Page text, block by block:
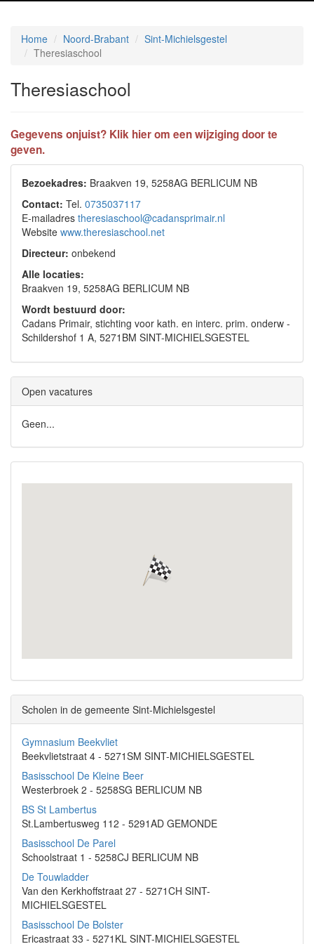
Home Noord-Brabant
Sint-Michielsgestel
Theresiaschool
Theresiaschool
Gegevens onjuist? Klik hier om een wijziging door te
geven.
Bezoekadres: Braakven 19, 5258AG BERLICUM NB
Contact: Tel. 0735037117
E-mailadres theresiaschool@cadansprimair.nl
Website www.theresiaschool.net
Directeur: onbekend
Alle locaties:
Braakven 19, 5258AG BERLICUM NB
Wordt bestuurd door:
Cadans Primair, stichting voor kath. en interc. prim. onderw -
Schildershof 1 A, 5271BM SINT-MICHIELSGESTEL
Open vacatures
Geen...
Scholen in de gemeente Sint-Michielsgestel
Gymnasium Beekvliet
Beekvlietstraat 4 - 5271SM SINT-MICHIELSGESTEL
Basisschool De Kleine Beer
Westerbroek 2 - 5258SG BERLICUM NB
BS St Lambertus
St.Lambertusweg 112 - 5291AD GEMONDE
Basisschool De Parel
Schoolstraat 1 - 5258CJ BERLICUM NB
De Touwladder
Van den Kerkhoffstraat 27 - 5271CH SINT-
MICHIELSGESTEL
Basisschool De Bolster
Ericastraat 33 - 5271KL SINT-MICHIELSGESTEL